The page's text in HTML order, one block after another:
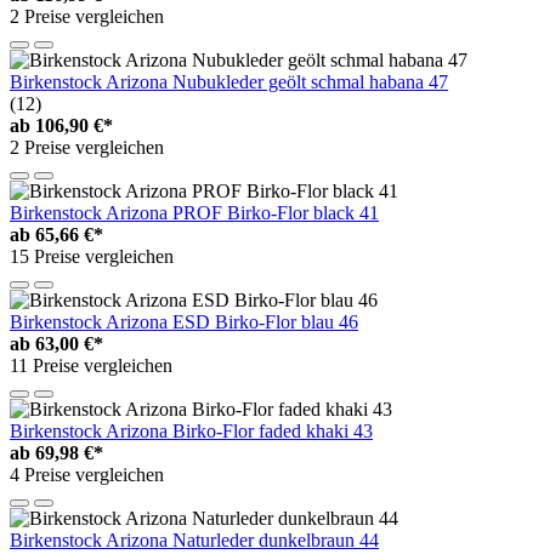
2 Preise vergleichen
Birkenstock Arizona Nubukleder geölt schmal habana 47
(12)
ab 106,90 €*
2 Preise vergleichen
Birkenstock Arizona PROF Birko-Flor black 41
ab 65,66 €*
15 Preise vergleichen
Birkenstock Arizona ESD Birko-Flor blau 46
ab 63,00 €*
11 Preise vergleichen
Birkenstock Arizona Birko-Flor faded khaki 43
ab 69,98 €*
4 Preise vergleichen
Birkenstock Arizona Naturleder dunkelbraun 44